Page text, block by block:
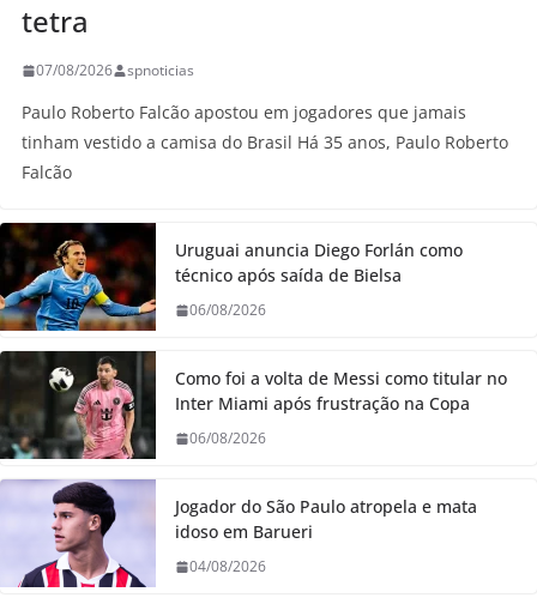
tetra
07/08/2026 spnoticias
Paulo Roberto Falcão apostou em jogadores que jamais
tinham vestido a camisa do Brasil Há 35 anos, Paulo Roberto
Falcão
Uruguai anuncia Diego Forlán como
técnico após saída de Bielsa
06/08/2026
Como foi a volta de Messi como titular no
Inter Miami após frustração na Copa
06/08/2026
Jogador do São Paulo atropela e mata
idoso em Barueri
04/08/2026